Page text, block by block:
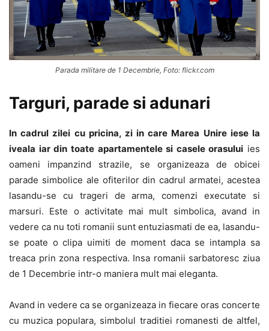
Parada militare de 1 Decembrie, Foto: flickr.com
Targuri, parade si adunari
In cadrul zilei cu pricina, zi in care Marea Unire iese la
iveala iar din toate apartamentele si casele orasului ies
oameni impanzind strazile, se organizeaza de obicei
parade simbolice ale ofiterilor din cadrul armatei, acestea
lasandu-se cu trageri de arma, comenzi executate si
marsuri. Este o activitate mai mult simbolica, avand in
vedere ca nu toti romanii sunt entuziasmati de ea, lasandu-
se poate o clipa uimiti de moment daca se intampla sa
treaca prin zona respectiva. Insa romanii sarbatoresc ziua
de 1 Decembrie intr-o maniera mult mai eleganta.
Avand in vedere ca se organizeaza in fiecare oras concerte
cu muzica populara, simbolul traditiei romanesti de altfel,